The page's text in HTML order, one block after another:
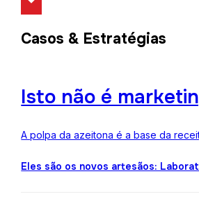
Casos & Estratégias
Isto não é
A polpa da azeitona é a base da
Eles são os novos artesãos: